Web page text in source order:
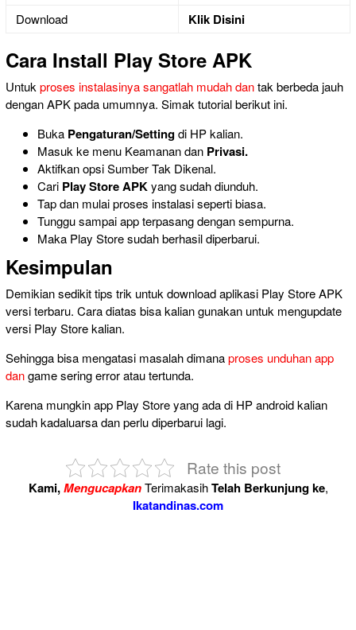
Download
Klik Disini
Cara Install Play Store APK
Untuk proses instalasinya sangatlah mudah dantak berbeda jauh
dengan APK pada umumnya. Simak tutorial berikut ini.
Buka Pengaturan/Settingdi HP kalian.
Masuk ke menu Keamanan dan Privasi.
Aktifkan opsi Sumber Tak Dikenal.
Cari Play Store APKyang sudah diunduh.
Tapdan mulai proses instalasi seperti biasa.
Tunggu sampai app terpasang dengan sempurna.
Maka Play Store sudah berhasil diperbarui.
Kesimpulan
Demikian sedikit tips trik untuk download aplikasi Play Store APK
versi terbaru. Cara diatas bisa kalian gunakan untuk mengupdate
versi Play Store kalian.
Sehingga bisa mengatasi masalah dimanaproses unduhan app
dangame sering error atau tertunda.
Karena mungkin app Play Store yang ada di HP android kalian
sudah kadaluarsa dan perlu diperbarui lagi.
Rate this post
Kami,MengucapkanTerimakasihTelah Berkunjung ke,
Ikatandinas.com